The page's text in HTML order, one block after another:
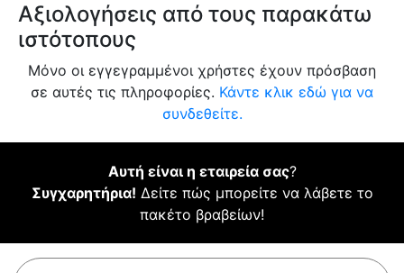
Αξιολογήσεις από τους παρακάτω
ιστότοπους
Μόνο οι εγγεγραμμένοι χρήστες έχουν πρόσβαση
σε αυτές τις πληροφορίες. Κάντε κλικ εδώ για να
συνδεθείτε.
Αυτή είναι η εταιρεία σας?
Συγχαρητήρια! Δείτε πώς μπορείτε να λάβετε το
πακέτο βραβείων!